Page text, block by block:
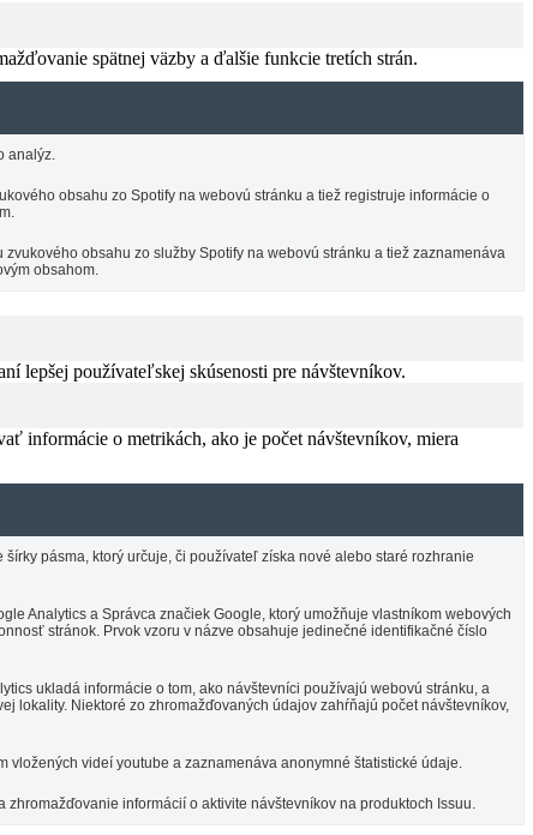
spätnej väzby a ďalšie funkcie tretích strán.
analýz.
obsahu zo Spotify na webovú stránku a tiež registruje informácie o
obsahu zo služby Spotify na webovú stránku a tiež zaznamenáva
obsahom.
lepšej používateľskej skúsenosti pre návštevníkov.
informácie o metrikách, ako je počet návštevníkov, miera
pásma, ktorý určuje, či používateľ získa nové alebo staré rozhranie
Analytics a Správca značiek Google, ktorý umožňuje vlastníkom webových
stránok. Prvok vzoru v názve obsahuje jedinečné identifikačné číslo
ukladá informácie o tom, ako návštevníci používajú webovú stránku, a
lokality. Niektoré zo zhromažďovaných údajov zahŕňajú počet návštevníkov,
vložených videí youtube a zaznamenáva anonymné štatistické údaje.
zhromažďovanie informácií o aktivite návštevníkov na produktoch Issuu.